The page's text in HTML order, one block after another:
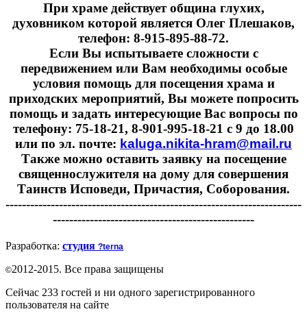
При храме действует община глухих,
духовником которой является Олег Плешаков,
телефон: 8-915-895-88-72.
Если Вы испытываете сложности с
передвижением или Вам необходимы особые
условия помощь для посещения храма и
приходских мероприятий, Вы можете попросить
помощь и задать интересующие Вас вопросы по
телефону: 75-18-21, 8-901-995-18-21 с 9 до 18.00
или по эл. почте: kaluga.nikita-hram@mail.ru
Также можно оставить заявку на посещение
священнослужителя на дому для совершения
Таинств Исповеди, Причастия, Соборования.
------------------------------------------------------------------------
-------------------------------------------------
Разработка: студия ?terna
©2012-2015. Все права защищены
Сейчас 233 гостей и ни одного зарегистрированного
пользователя на сайте